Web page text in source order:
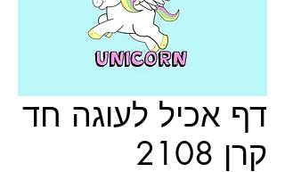
דף אכיל לעוגה חד
קרן 2108